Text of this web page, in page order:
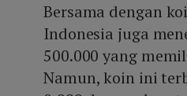
Bersama dengan
Indonesia juga
500.000 yang
Namun, koin ini